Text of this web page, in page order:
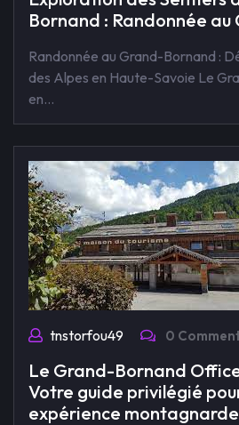
Bornand : Randonnée au
Randonnée au Grand-Bornand :
des Alpes en Haute-Savoie Le
en…
tnstorfou49 0
Le Grand-Bornand
Votre guide privilégié
expérience